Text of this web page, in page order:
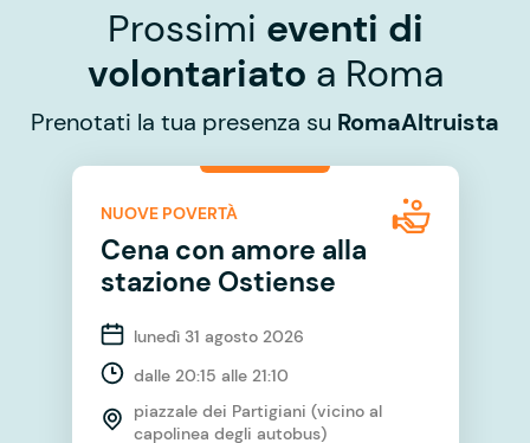
Prossimi eventi di
volontariato a Roma
Prenotati la tua presenza su RomaAltruista
NUOVE POVERTÀ
Cena con amore alla
stazione Ostiense
lunedì 31 agosto 2026
dalle 20:15 alle 21:10
piazzale dei Partigiani (vicino al
capolinea degli autobus)